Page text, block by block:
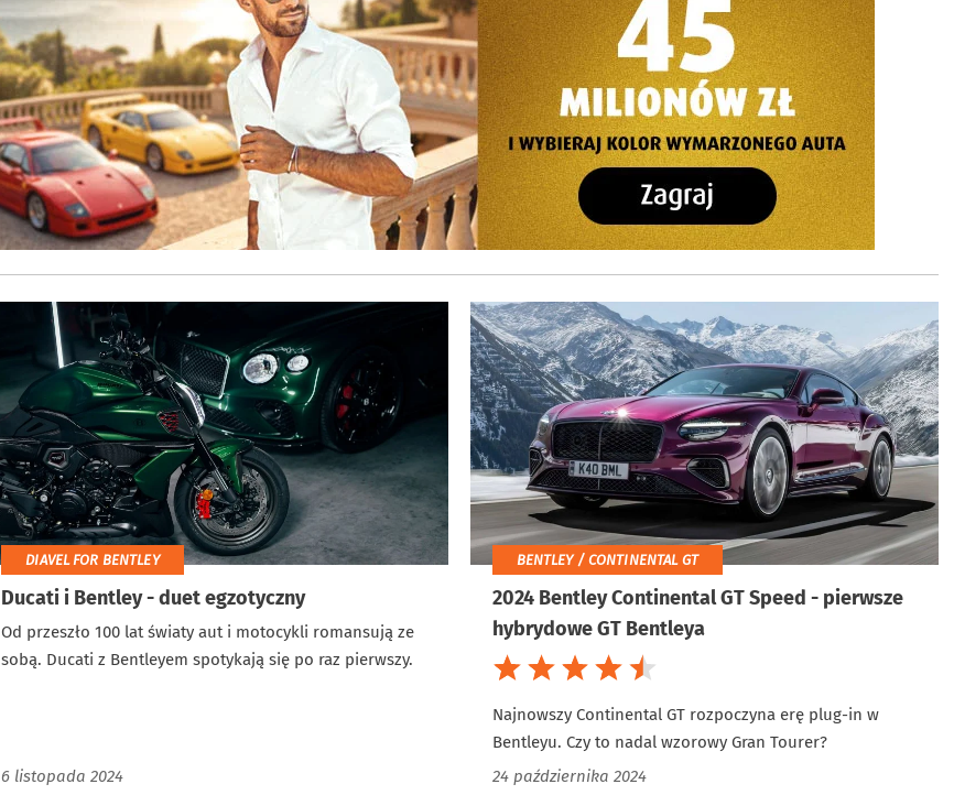
DIAVEL FOR BENTLEY
Ducati i Bentley - duet egzotyczny
Od przeszło 100 lat światy aut i motocykli romansują ze
sobą. Ducati z Bentleyem spotykają się po raz pierwszy.
6 listopada 2024
BENTLEY / CONTINENTAL GT
2024 Bentley Continental GT Speed - pierwsze
hybrydowe GT Bentleya
Najnowszy Continental GT rozpoczyna erę plug-in w
Bentleyu. Czy to nadal wzorowy Gran Tourer?
24 października 2024